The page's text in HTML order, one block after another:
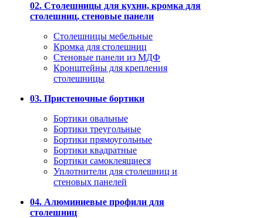
02. Столешницы для кухни, кромка для
столешниц, стеновые панели
Столешницы мебельные
Кромка для столешниц
Стеновые панели из МДФ
Кронштейны для крепления
столешницы
03. Пристеночные бортики
Бортики овальные
Бортики треугольные
Бортики прямоугольные
Бортики квадратные
Бортики самоклеящиеся
Уплотнители для столешниц и
стеновых панелей
04. Алюминиевые профили для
столешниц